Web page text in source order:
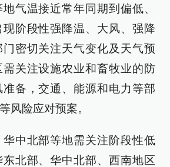
气温接近常年同期到偏低、
阶段性强降温、大风、强降
密切关注天气变化及天气预
关注设施农业和畜牧业的防
备，交通、能源和电力等部
风险应对预案。
中北部等地需关注阶段性低
北部、华中北部、西南地区